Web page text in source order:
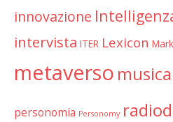
innovazione
intervista ITER Lexicon
metaverso musica
personomia Personomy